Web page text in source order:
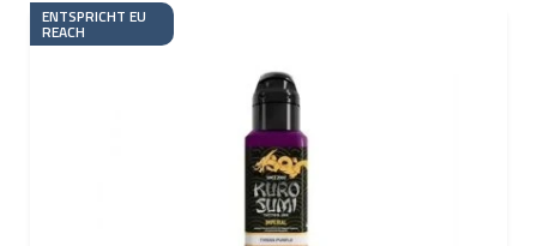
ENTSPRICHT EU
REACH